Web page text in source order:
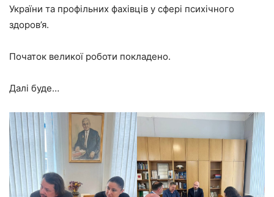
України та профільних фахівців у сфері психічного
здоров’я.
Початок великої роботи покладено.
Далі буде…